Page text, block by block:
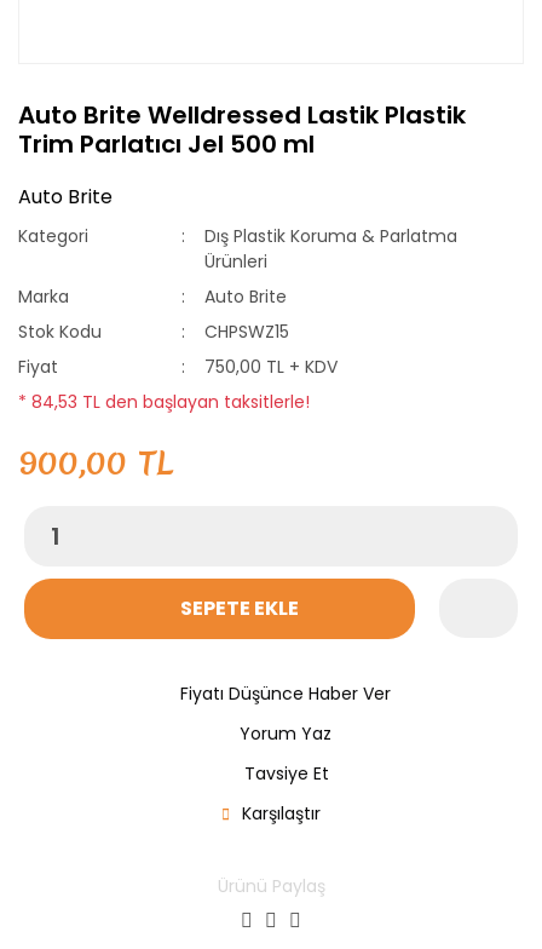
Auto Brite Welldressed Lastik Plastik
Trim Parlatıcı Jel 500 ml
Auto Brite
Kategori
Dış Plastik Koruma & Parlatma
Ürünleri
Marka
Auto Brite
Stok Kodu
CHPSWZ15
Fiyat
750,00 TL + KDV
* 84,53 TL den başlayan taksitlerle!
900,00 TL
SEPETE EKLE
Fiyatı Düşünce Haber Ver
Yorum Yaz
Tavsiye Et
Karşılaştır
Ürünü Paylaş